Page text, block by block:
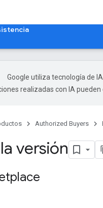
Google utiliza tecnología de
realizadas con IA pueden
Authorized Buyers
versión